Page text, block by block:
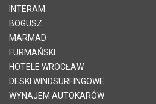
INTERAM
BOGUSZ
MARMAD
FURMAŃSKI
HOTELE WROCŁAW
DESKI WINDSURFINGOWE
WYNAJEM AUTOKARÓW